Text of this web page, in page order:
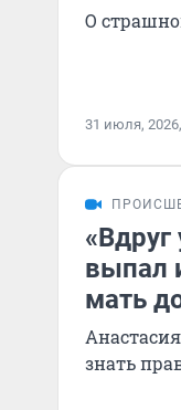
О
31 июля,
выпал
мать
знать